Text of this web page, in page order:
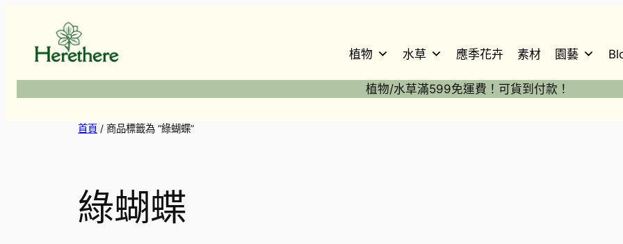
植物 水草 應季花卉 素材 園藝
植物/水草滿599免運費！可貨到付款！
首頁 / 商品標籤為 “綠蝴蝶”
綠蝴蝶